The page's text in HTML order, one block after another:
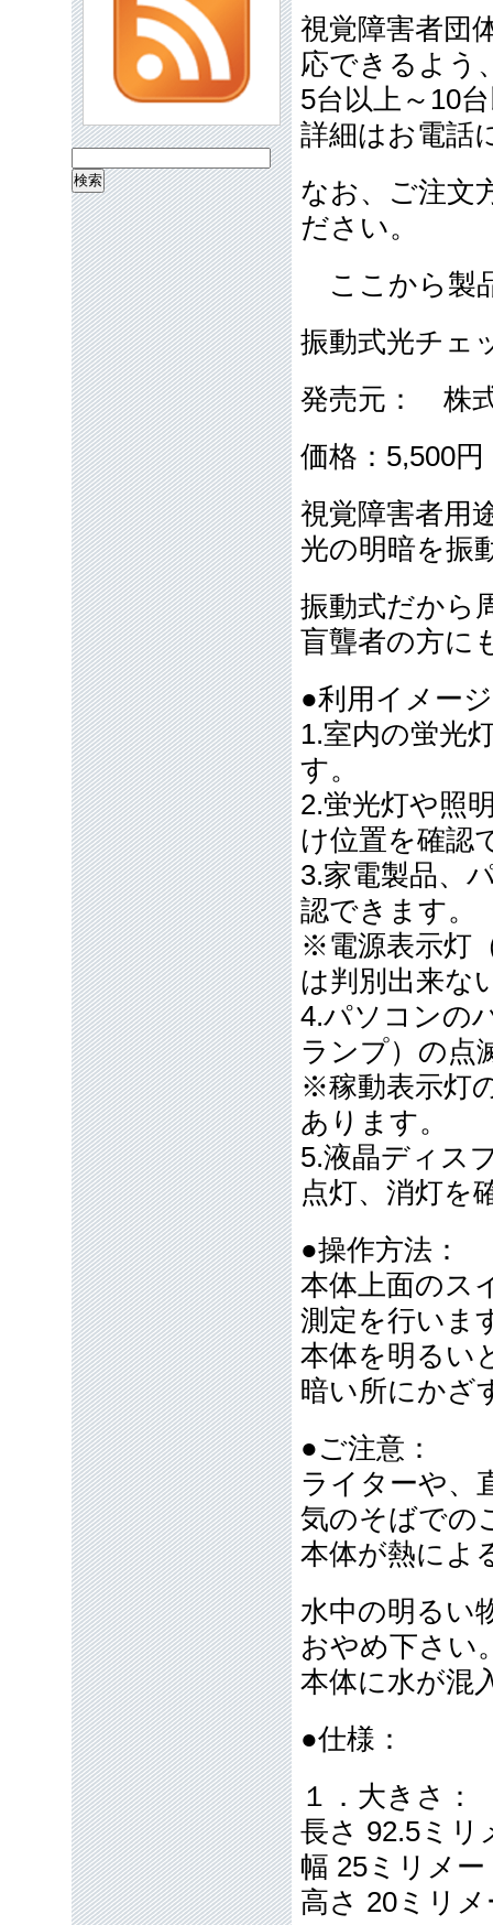
視覚障害者団
応できるよう
5台以上～10
詳細はお電話
なお、ご注文
ださい。
ここから製
振動式光チェ
発売元： 株
価格：5,500
視覚障害者用
光の明暗を振
振動式だから
盲聾者の方に
●利用イメー
1.室内の蛍光
す。
2.蛍光灯や照
け位置を確認
3.家電製品、
認できます。
※電源表示灯
は判別出来な
4.パソコンの
ランプ）の点
※稼動表示灯
あります。
5.液晶ディス
点灯、消灯を
●操作方法：
本体上面のス
測定を行いま
本体を明るい
暗い所にかざ
●ご注意：
ライターや、
気のそばでの
本体が熱によ
水中の明るい
おやめ下さい
本体に水が混
●仕様：
１．大きさ：
長さ 92.5ミリ
幅 25ミリメ
高さ 20ミリ
索: